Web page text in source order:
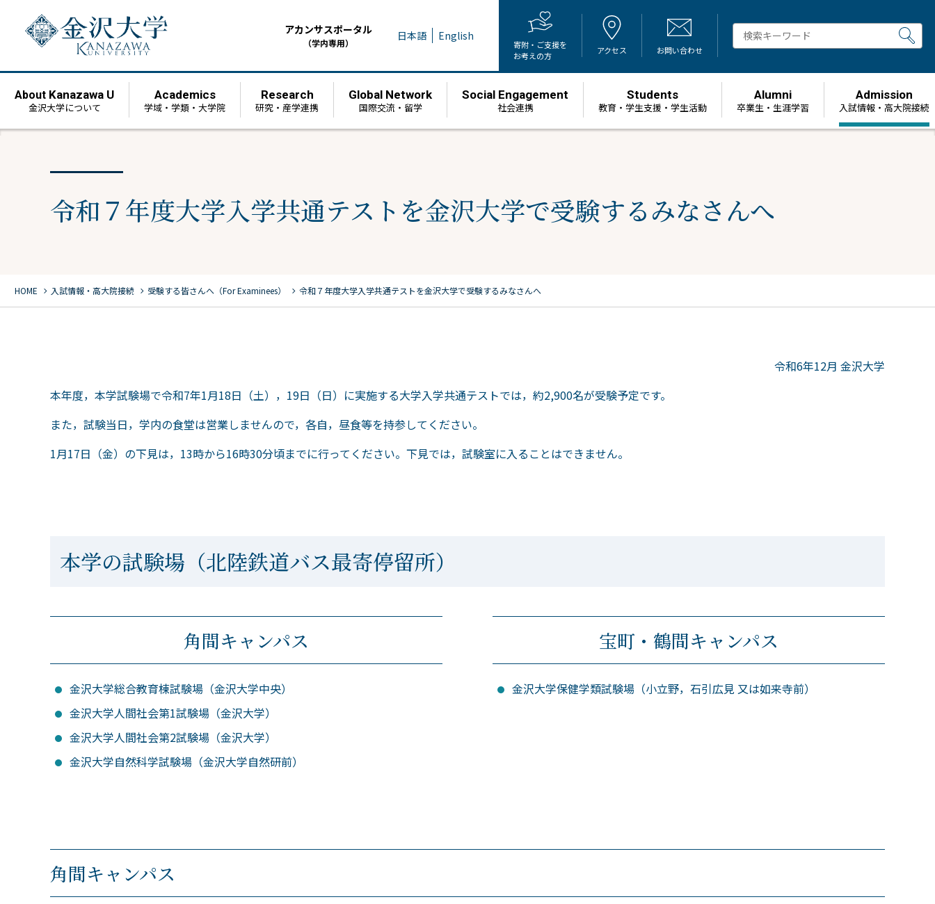
アカンサスポータル
（学内専用） 日本語 English
寄附・ご支援を
お考えの方
アクセス お問い合わせ
About Kanazawa U
金沢大学について
Academics
学域・学類・大学院
Research
研究・産学連携
Global Network
国際交流・留学
Social Engagement
社会連携
Students
教育・学生支援・学生活動
Alumni
卒業生・生涯学習
Admission
⼊試情報・高大院接続
令和７年度大学入学共通テストを金沢大学で受験するみなさんへ
HOME chevron_right ⼊試情報・高大院接続 chevron_right 受験する皆さんへ（For Examinees） chevron_right 令和７年度大学入学共通テストを金沢大学で受験するみなさんへ
令和6年12月 金沢大学
本年度，本学試験場で令和7年1月18日（土），19日（日）に実施する大学入学共通テストでは，約2,900名が受験予定です。
また，試験当日，学内の食堂は営業しませんので，各自，昼食等を持参してください。
1月17日（金）の下見は，13時から16時30分頃までに行ってください。下見では，試験室に入ることはできません。
本学の試験場（北陸鉄道バス最寄停留所）
角間キャンパス
金沢大学総合教育棟試験場（金沢大学中央）
金沢大学人間社会第1試験場（金沢大学）
金沢大学人間社会第2試験場（金沢大学）
金沢大学自然科学試験場（金沢大学自然研前）
宝町・鶴間キャンパス
金沢大学保健学類試験場（小立野，石引広見 又は如来寺前）
角間キャンパス